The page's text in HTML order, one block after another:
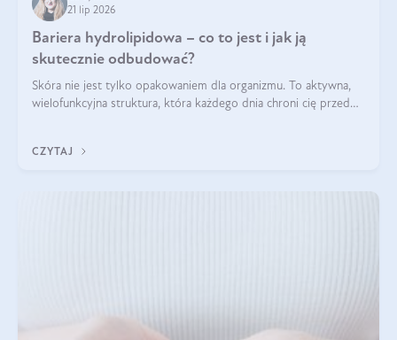
21 lip 2026
Bariera hydrolipidowa – co to jest i jak ją
skutecznie odbudować?
Skóra nie jest tylko opakowaniem dla organizmu. To aktywna,
wielofunkcyjna struktura, która każdego dnia chroni cię przed
bariera hydrolipidowa.
CZYTAJ